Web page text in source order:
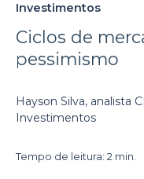
Investimentos
Ciclos de
pessimismo
Hayson Silva, analista
Investimentos
Tempo de leitura: 2 min.